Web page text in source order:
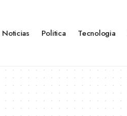
Noticias Politica Tecnologia